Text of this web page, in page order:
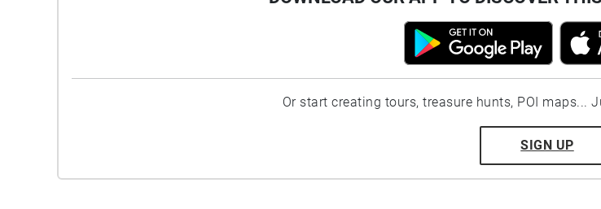
Or start creating tours, treasure hunts, POI maps...
SIGN UP